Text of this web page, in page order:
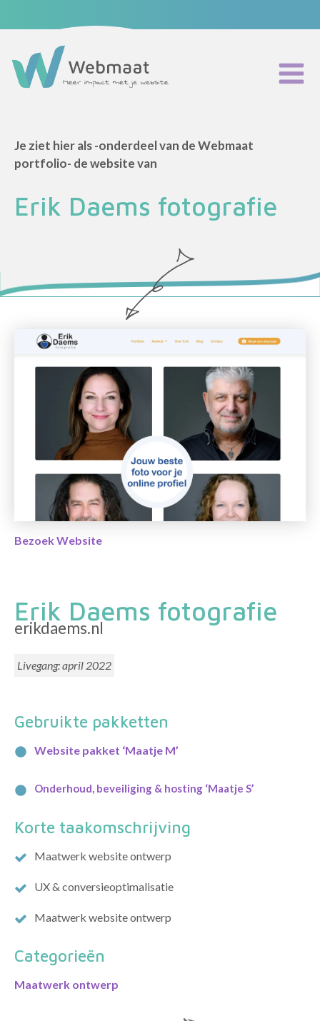
Je ziet hier als -onderdeel van de Webmaat
portfolio- de website van
Erik Daems fotografie
Bezoek Website
Erik Daems fotografie
erikdaems.nl
Livegang:april 2022
Gebruikte pakketten
Website pakket ‘Maatje M’
Onderhoud, beveiliging & hosting ‘Maatje S’
Korte taakomschrijving
Maatwerk website ontwerp
UX & conversieoptimalisatie
Maatwerk website ontwerp
Categorieën
Maatwerk ontwerp
Maatwerk website
Website onderhoud
Home
Podcast
Partners
Eerste stap